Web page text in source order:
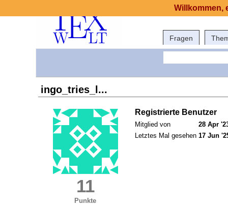
Fragen
ingo_tries_l...
11
Punkte
Registrierte Benutzer
Mitglied von
28 Apr
Letztes Mal gesehen 17 Jun
Willkommen,